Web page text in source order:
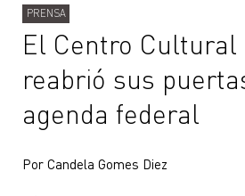
PRENSA
El Centro Cultural
reabrió sus
agenda federal
Por Candela Gomes Diez